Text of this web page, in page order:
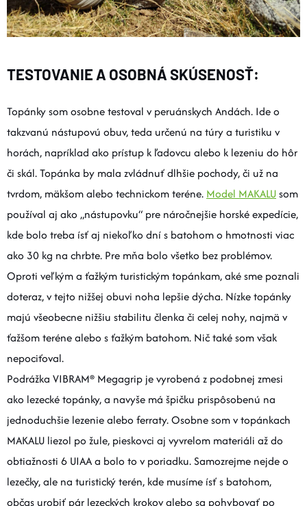
TESTOVANIE A OSOBNÁ SKÚSENOSŤ:
Topánky som osobne testoval v peruánskych Andách. Ide o
takzvanú nástupovú obuv, teda určenú na túry a turistiku v
horách, napríklad ako prístup k ľadovcu alebo k lezeniu do hôr
či skál. Topánka by mala zvládnuť dlhšie pochody, či už na
tvrdom, mäkšom alebo technickom teréne. Model MAKALUsom
používal aj ako „nástupovku“ pre náročnejšie horské expedície,
kde bolo treba ísť aj niekoľko dní s batohom o hmotnosti viac
ako 30 kg na chrbte. Pre mňa bolo všetko bez problémov.
Oproti veľkým a ťažkým turistickým topánkam, aké sme poznali
doteraz, v tejto nižšej obuvi noha lepšie dýcha. Nízke topánky
majú všeobecne nižšiu stabilitu členka či celej nohy, najmä v
ťažšom teréne alebo s ťažkým batohom. Nič také som však
nepociťoval.
Podrážka VIBRAM® Megagrip je vyrobená z podobnej zmesi
ako lezecké topánky, a navyše má špičku prispôsobenú na
jednoduchšie lezenie alebo ferraty. Osobne som v topánkach
MAKALU liezol po žule, pieskovci aj vyvrelom materiáli až do
obtiažnosti 6 UIAA a bolo to v poriadku. Samozrejme nejde o
lezečky, ale na turistický terén, kde musíme ísť s batohom,
občas urobiť pár lezeckých krokov alebo sa pohybovať po